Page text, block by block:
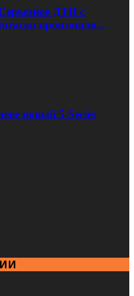
ДТП с
произошло...
новый 5-Series